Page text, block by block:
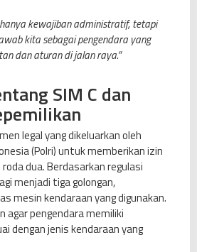
s
m
i
m
b
u
n
kewajiban administratif, tetapi
kita sebagai pengendara yang
dan aturan di jalan raya.”
SIM C dan
legal yang dikeluarkan oleh
(Polri) untuk memberikan izin
dua. Berdasarkan regulasi
menjadi tiga golongan,
mesin kendaraan yang digunakan.
agar pengendara memiliki
dengan jenis kendaraan yang